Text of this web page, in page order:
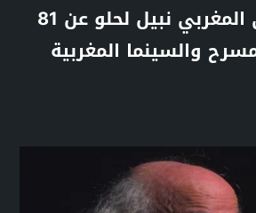
رحيل المسرحي المغربي نبيل لحلو عن 81
والسينما المغربية